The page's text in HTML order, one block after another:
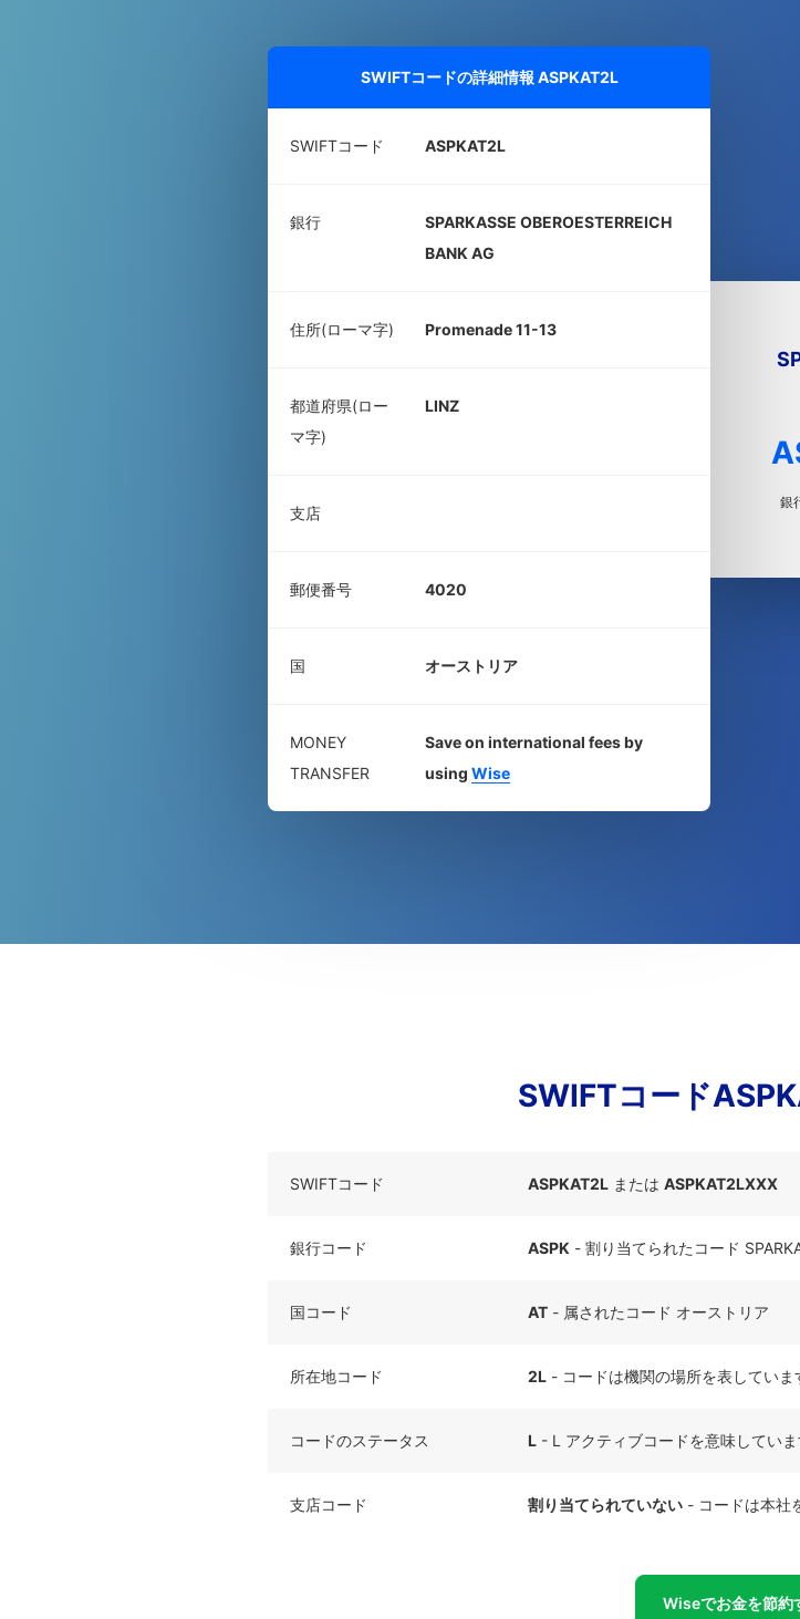
SWIFTコードの詳細情報 ASPKAT2L
SWIFTコード ASPKAT2L
銀行
SPARKASSE OBEROESTERREICH
BANK AG
住所(ローマ字) Promenade 11-13
都道府県(ロー
マ字)
LINZ
支店
郵便番号 4020
国 オーストリア
MONEY
TRANSFER
Save on international fees by
using Wise
銀
SWIFTコード
SWIFTコード ASPKAT2L または ASPKAT2LXXX
銀行コード ASPK - 割り当てられたコード
国コード AT - 属されたコード オーストリア
所在地コード 2L - コードは機関の場所を表していま
コードのステータス L - L アクティブコードを意味していま
支店コード 割り当てられていない - コードは本社
Wiseでお金を節約